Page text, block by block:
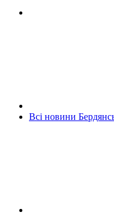
Всі новини